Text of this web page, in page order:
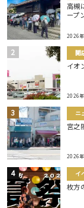
高槻
ープ
2026
開
イオ
2026
ニ
宮之
2026
イ
枚方